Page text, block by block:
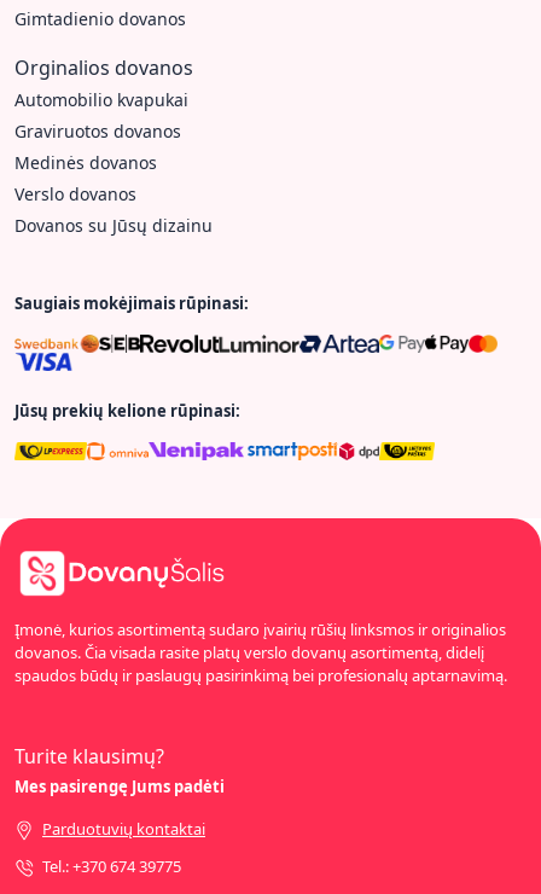
Gimtadienio dovanos
Orginalios dovanos
Automobilio kvapukai
Graviruotos dovanos
Medinės dovanos
Verslo dovanos
Dovanos su Jūsų dizainu
Saugiais mokėjimais rūpinasi:
Jūsų prekių kelione rūpinasi:
Įmonė, kurios asortimentą sudaro įvairių rūšių linksmos ir originalios
dovanos. Čia visada rasite platų verslo dovanų asortimentą, didelį
spaudos būdų ir paslaugų pasirinkimą bei profesionalų aptarnavimą.
Turite klausimų?
Mes pasirengę Jums padėti
Parduotuvių kontaktai
Tel.: +370 674 39775